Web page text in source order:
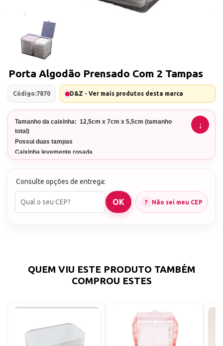
Porta Algodão Prensado Com 2 Tampas
Código:7870 D&Z - Ver mais produtos desta marca
Tamanho da caixinha: 12,5cm x 7cm x 5,5cm (tamanho
total)
Possui duas tampas
Caixinha levemente rosada
Consulte opções de entrega:
Não sei meu CEP
QUEM VIU ESTE PRODUTO TAMBÉM
COMPROU ESTES